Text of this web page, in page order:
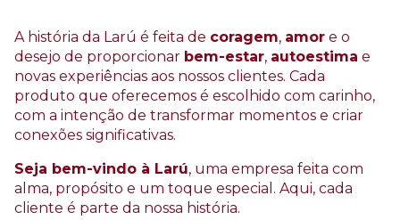
A história da Larú é feita de coragem, amor e o
desejo de proporcionar bem-estar, autoestima e
novas experiências aos nossos clientes. Cada
produto que oferecemos é escolhido com carinho,
com a intenção de transformar momentos e criar
conexões significativas.
Seja bem-vindo à Larú, uma empresa feita com
alma, propósito e um toque especial. Aqui, cada
cliente é parte da nossa história.